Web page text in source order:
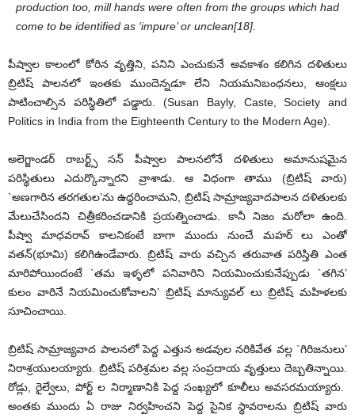
production too, mill hands were often from the groups which had
come to be identified as ‘impure’ or unclean[18].
పీష్వాల కాలంలో కోరిన వృత్తిని, పనిని ఎంచుకునే అవకాశం కలిగిన దళితులు
బ్రిటిష్ పాలనలో ఇంతకు ముందెన్నడూ లేని నియమనిబంధనలు, ఆంక్షలు
పాటించాల్సిన పరిస్థితిలో పడ్డారు. (Susan Bayly, Caste, Society and
Politics in India from the Eighteenth Century to the Modern Age).
అలెగ్జాండర్ రాబర్ట్స్ సన్ పీష్వాల పాలనలోనే దళితులు అమానుషమైన
పరిస్థితులు ఎదుర్కొన్నారని వ్రాశాడు. ఆ విధంగా తాము (బ్రిటిష్ వారు)
`అణగారిన తరగతుల’ను ఉద్దరించామని, బ్రిటిష్ సామ్రాజ్యవాదపాలన దళితులకు
మేలుచేసిందని చిత్రీకరించడానికి ప్రయత్నించాడు. కానీ నిజం మరోలా ఉంది.
పీష్వా మాధవరావ్ కాలనికంటే బాగా ముందు నుంచే మహర్ లు ఎంతో
వతన్(భూమి) కలిగిఉండేవారు. బ్రిటిష్ వారు వచ్చిన తరువాత పరిస్తితి ఎంత
మారిపోయిందంటే `తమ ఇళ్ళలో పనివారిని నియమించుకునేప్పుడు `తగిన’
కులం వారినే నియమించుకోవాలని’ బ్రిటిష్ మాన్యువల్ లు బ్రిటిష్ మహిళలకు
సూచించాయి.
బ్రిటిష్ సామ్రాజ్యవాద పాలనలో పెద్ద ఎత్తున అడవుల నరికివేత వల్ల `గిరిజనులు’
నిరాశ్రయులయ్యారు. బ్రిటిష్ పరిశ్రమల వల్ల సంప్రదాయ వృత్తులు దెబ్బతిన్నాయి.
రోడ్లు, రైల్వేలు, పోర్ట్ ల నిర్మాణానికి పెద్ద సంఖ్యలో కూలీలు అవసరమయ్యారు.
అంతకు ముందు ఏ రాజు నిర్వహించని పెద్ద సైనిక స్థావరాలను బ్రిటిష్ వారు